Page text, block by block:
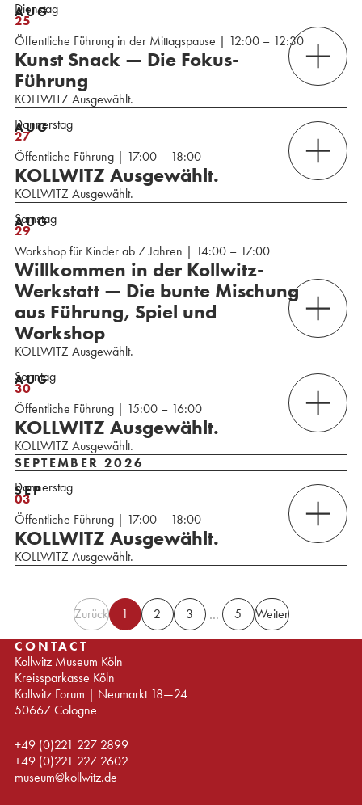
Dienstag
25
AUG
Öffentliche Führung in der Mittagspause | 12:00 – 12:30
Kunst Snack — Die Fokus-
Führung
KOLLWITZ Ausgewählt.
Donnerstag
27
AUG
Öffentliche Führung | 17:00 – 18:00
KOLLWITZ Ausgewählt.
KOLLWITZ Ausgewählt.
Samstag
29
AUG
Workshop für Kinder ab 7 Jahren | 14:00 – 17:00
Willkommen in der Kollwitz-
Werkstatt — Die bunte Mischung
aus Führung, Spiel und
Workshop
KOLLWITZ Ausgewählt.
Sonntag
30
AUG
Öffentliche Führung | 15:00 – 16:00
KOLLWITZ Ausgewählt.
KOLLWITZ Ausgewählt.
SEPTEMBER 2026
Donnerstag
03
SEP
Öffentliche Führung | 17:00 – 18:00
KOLLWITZ Ausgewählt.
KOLLWITZ Ausgewählt.
Zurück 1 2 3 … 5 Weiter
CONTACT
Kollwitz Museum Köln
Kreissparkasse Köln
Kollwitz Forum | Neumarkt 18—24
50667 Cologne
+49 (0)221 227 2899
+49 (0)221 227 2602
museum@kollwitz.de